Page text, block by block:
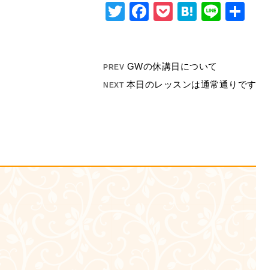
Twitter
Facebook
Pocket
Hatena
Line
PREV GWの休講日について
NEXT 本日のレッスンは通常通りです